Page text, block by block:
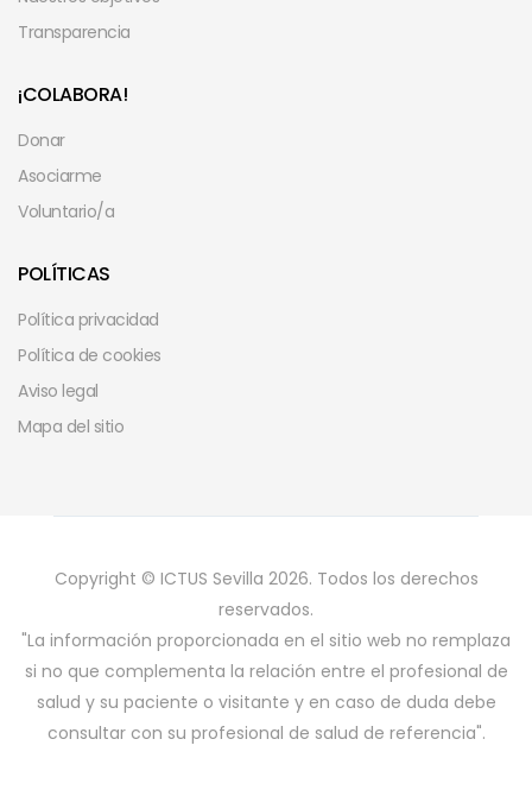
Transparencia
¡COLABORA!
Donar
Asociarme
Voluntario/a
POLÍTICAS
Política privacidad
Política de cookies
Aviso legal
Mapa del sitio
Copyright © ICTUS Sevilla 2026. Todos los derechos
reservados.
"La información proporcionada en el sitio web no remplaza
si no que complementa la relación entre el profesional de
salud y su paciente o visitante y en caso de duda debe
consultar con su profesional de salud de referencia".